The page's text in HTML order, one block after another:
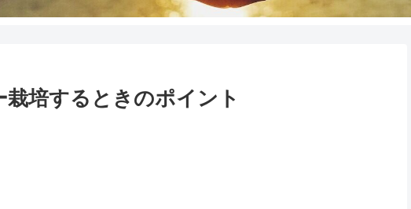
培するときのポイント